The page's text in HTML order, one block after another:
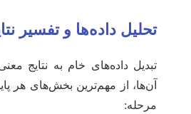
تحلیل داده‌ها و تفسیر
تبدیل داده‌های خام به نتایج
آن‌ها، از مهم‌ترین بخش‌های هر
مرحله: